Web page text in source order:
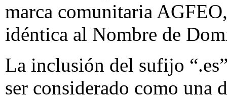
marca comunitaria
idéntica al Nombre de
La inclusión del sufijo
ser considerado como una